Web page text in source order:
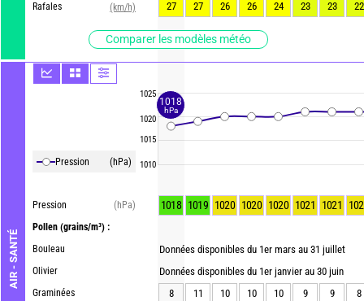
Rafales
(km/h)
Comparer les modèles météo
AIR - SANTÉ
Pression (hPa)
Pression
(hPa)
Pollen (grains/m³) :
Bouleau
Olivier
Graminées
1025
1020
1015
1010
27
27 26 26 24 23 23 22
1018 1019 1020 1020 1020 1021 1021
Données disponibles du 1er mars au 31 juillet
Données disponibles du 1er janvier au 30 juin
8
11 10 10 10 9 9
8
1018
hPa